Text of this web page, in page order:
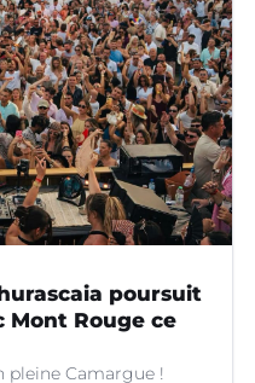
poursuit
Mont Rouge ce
pleine Camargue !